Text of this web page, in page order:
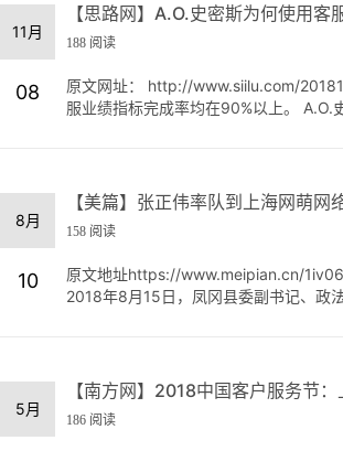
11月
08
【思路网】A.O.史密斯为何使用客
188 阅读
原文网址： http://www.siilu.com/
服业绩指标完成率均在90%以上。 A.O.
8月
10
【美篇】张正伟率队到上海网萌
158 阅读
原文地址https://www.meipian.cn/
2018年8月15日，凤冈县委副书记、政
5月
【南方网】2018中国客户服务节
186 阅读